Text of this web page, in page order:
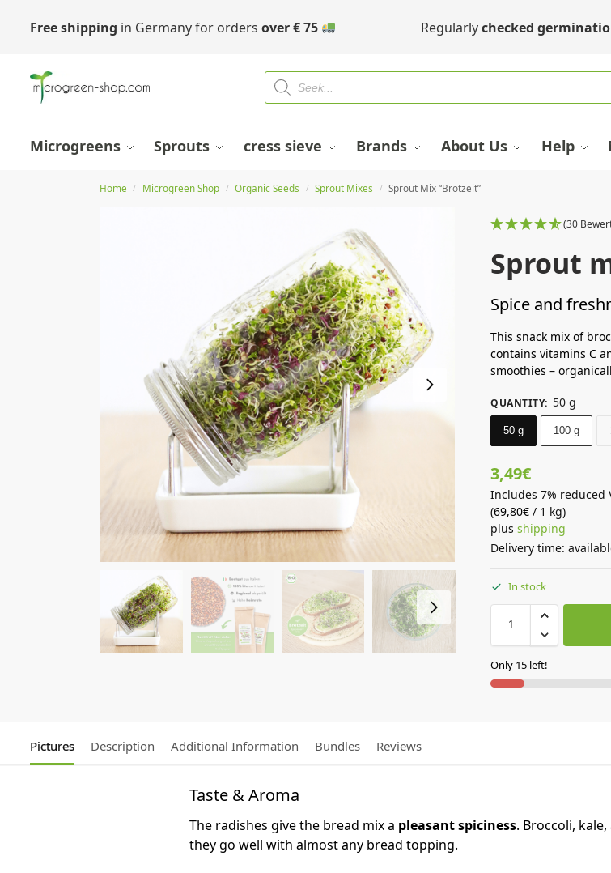
Free shipping in Germany for orders over€75 Regularlychecked
Microgreens Sprouts cress sieve Brands About Us Help
Home / Microgreen Shop / Organic Seeds / Sprout Mixes / Sprout Mix “Brotzeit”
(30
Sprout
Spice and
This snack mix of
contains vitamins C
smoothies –
QUANTITY: 50 g
50 g 100 g
3,49€
Includes 7% reduced
(69,80€ / 1 kg)
plusshipping
Delivery time:
In stock
Only 15 left!
Pictures Description Additional Information Bundles Reviews
Taste & Aroma
The radishes give the bread mix a pleasant spiciness. Broccoli,
they go well with almost any bread topping.